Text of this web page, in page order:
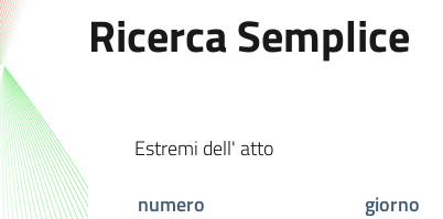
Ricerca Semplice
Estremi dell' atto
numero
giorno